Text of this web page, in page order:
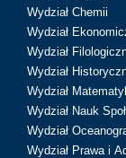
Wydział Chemii
Wydział
Wydział
Wydział
Wydział
Wydział Nauk
Wydział
Wydział Prawa i